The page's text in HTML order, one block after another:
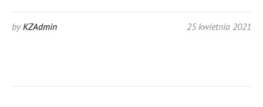
25 kwietnia 2021
by KZAdmin